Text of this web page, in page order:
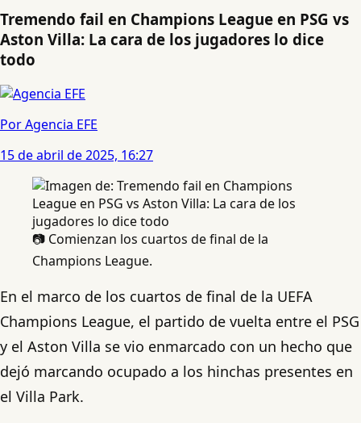
Tremendo fail en Champions League en PSG vs
Aston Villa: La cara de los jugadores lo dice
todo
Por Agencia EFE
15 de abril de 2025, 16:27
📷 Comienzan los cuartos de final de la
Champions League.
En el marco de los cuartos de final de la UEFA
Champions League, el partido de vuelta entre el PSG
y el Aston Villa se vio enmarcado con un hecho que
dejó marcando ocupado a los hinchas presentes en
el Villa Park.